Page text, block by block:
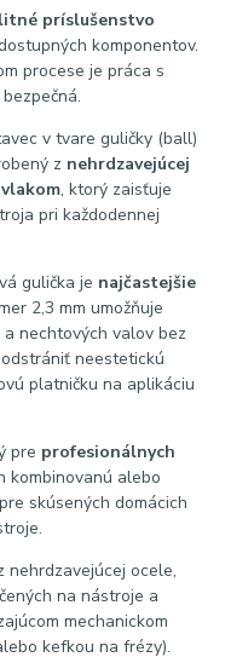
príslušenstvo
komponentov.
procese je práca s
v tvare guličky (ball)
z nehrdzavejúcej
, ktorý zaisťuje
pri každodennej
gulička je najčastejšie
2,3 mm umožňuje
nechtových valov bez
neestetickú
platničku na aplikáciu
pre profesionálnych
kombinovanú alebo
skúsených domácich
nehrdzavejúcej ocele,
na nástroje a
mechanickom
kefkou na frézy).